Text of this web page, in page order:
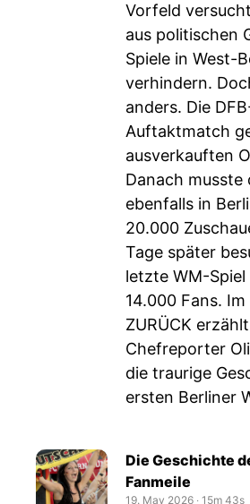
Vorfeld
aus politischen
Spiele in West-
verhindern.
anders. Die
Auftaktmatch
ausverkauften
Danach musste
ebenfalls in
20.000
Tage später
letzte WM-Spiel
14.000 Fans.
ZURÜCK
Chefreporter
die traurige
ersten Berliner
Die Geschichte
Fanmeile
19. May 2026 ‧ 15m 43s